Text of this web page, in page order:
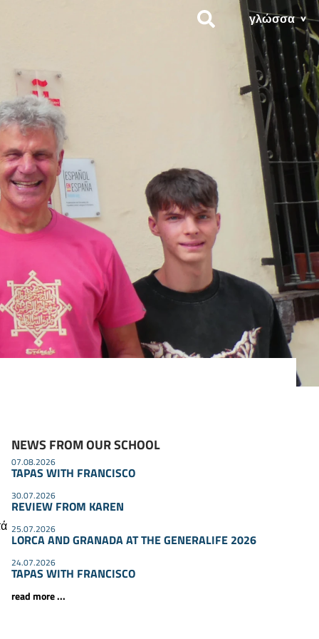
γλώσσα
NEWS FROM OUR SCHOOL
07.08.2026
TAPAS WITH FRANCISCO
30.07.2026
REVIEW FROM KAREN
25.07.2026
LORCA AND GRANADA AT THE GENERALIFE 2026
24.07.2026
TAPAS WITH FRANCISCO
read more ...